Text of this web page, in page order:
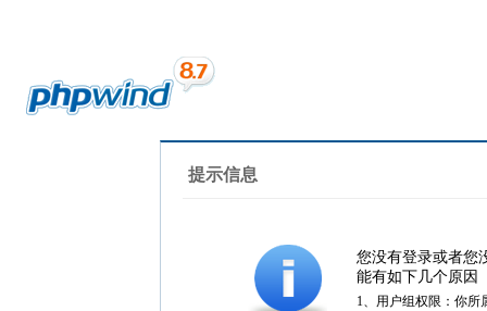
提示信息
您没有登录或者您
能有如下几个原因
1、用户组权限：你所